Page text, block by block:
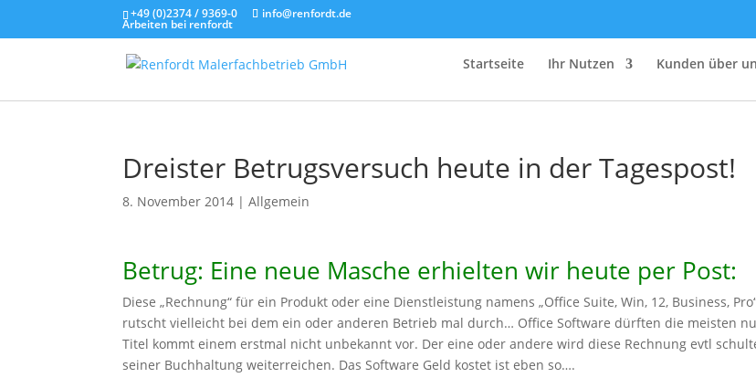
+49 (0)2374 / 9369-0 info@renfordt.de
Arbeiten bei renfordt
Startseite Ihr Nutzen Kunden über
Dreister Betrugsversuch heute in der Tagespost!
8. November 2014 |Allgemein
Betrug: Eine neue Masche erhielten wir heute per Post:
Diese „Rechnung“ für ein Produkt oder eine Dienstleistung namens „Office Suite, Win, 12, Business,
rutscht vielleicht bei dem ein oder anderen Betrieb mal durch… Office Software dürften die meisten
Titel kommt einem erstmal nicht unbekannt vor. Der eine oder andere wird diese Rechnung evtl
seiner Buchhaltung weiterreichen. Das Software Geld kostet ist eben so….